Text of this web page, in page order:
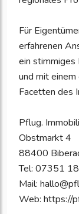
Für
erfahrenen
ein stimmiges
und mit
Facetten des
Pflug.
Obstmarkt 4
88400
Tel: 07351
Mail:
Web: https://